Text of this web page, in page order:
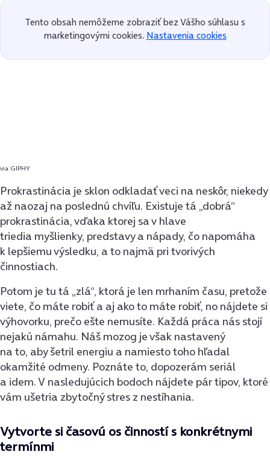
Tento obsah nemôžeme zobraziť bez Vášho súhlasu s
marketingovými cookies. Nastavenia cookies
via GIPHY
Prokrastinácia je sklon odkladať veci na neskôr, niekedy
až naozaj na poslednú chvíľu. Existuje tá „dobrá“
prokrastinácia, vďaka ktorej sa v hlave
triedia myšlienky, predstavy a nápady, čo napomáha
k lepšiemu výsledku, a to najmä pri tvorivých
činnostiach.
Potom je tu tá „zlá“, ktorá je len mrhaním času, pretože
viete, čo máte robiť a aj ako to máte robiť, no nájdete si
výhovorku, prečo ešte nemusíte. Každá práca nás stojí
nejakú námahu. Náš mozog je však nastavený
na to, aby šetril energiu a namiesto toho hľadal
okamžité odmeny. Poznáte to, dopozerám seriál
a idem. V nasledujúcich bodoch nájdete pár tipov, ktoré
vám ušetria zbytočný stres z nestíhania.
Vytvorte si časovú os činností s konkrétnymi
termínmi